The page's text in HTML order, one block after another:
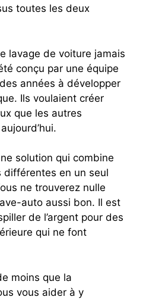
toutes les deux
lavage de voiture jamais
conçu par une équipe
années à développer
Ils voulaient créer
que les autres
solution qui combine
différentes en un seul
ne trouverez nulle
auto aussi bon. Il est
de l’argent pour des
qui ne font
moins que la
vous aider à y